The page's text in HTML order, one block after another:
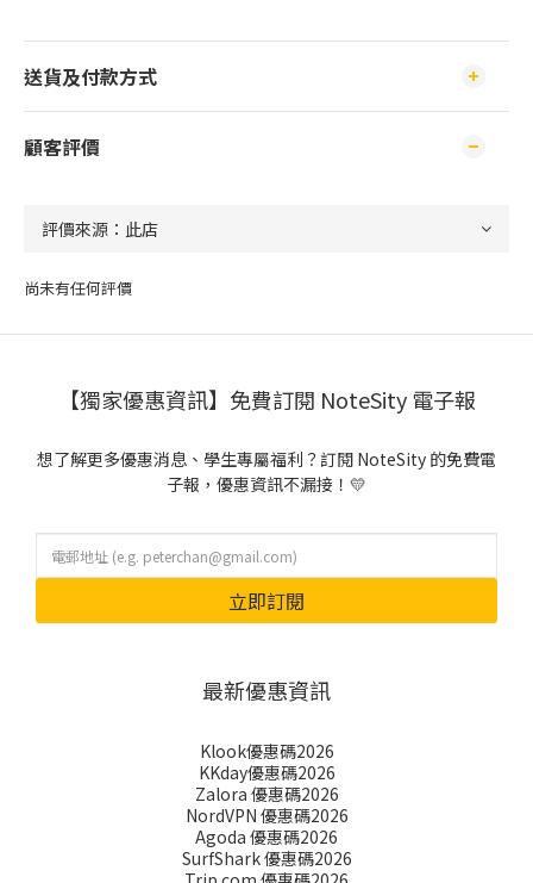
送貨及付款方式
顧客評價
尚未有任何評價
【獨家優惠資訊】免費訂閱 NoteSity 電子報
想了解更多優惠消息、學生專屬福利？訂閱 NoteSity 的免費電
子報，優惠資訊不漏接！💛
立即訂閱
最新優惠資訊
Klook優惠碼2026
KKday優惠碼2026
Zalora 優惠碼2026
NordVPN 優惠碼2026
Agoda 優惠碼2026
SurfShark 優惠碼2026